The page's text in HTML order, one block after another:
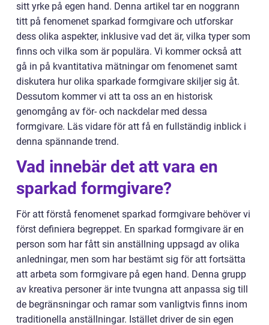
sitt yrke på egen hand. Denna artikel tar en noggrann
titt på fenomenet sparkad formgivare och utforskar
dess olika aspekter, inklusive vad det är, vilka typer som
finns och vilka som är populära. Vi kommer också att
gå in på kvantitativa mätningar om fenomenet samt
diskutera hur olika sparkade formgivare skiljer sig åt.
Dessutom kommer vi att ta oss an en historisk
genomgång av för- och nackdelar med dessa
formgivare. Läs vidare för att få en fullständig inblick i
denna spännande trend.
Vad innebär det att vara en
sparkad formgivare?
För att förstå fenomenet sparkad formgivare behöver vi
först definiera begreppet. En sparkad formgivare är en
person som har fått sin anställning uppsagd av olika
anledningar, men som har bestämt sig för att fortsätta
att arbeta som formgivare på egen hand. Denna grupp
av kreativa personer är inte tvungna att anpassa sig till
de begränsningar och ramar som vanligtvis finns inom
traditionella anställningar. Istället driver de sin egen